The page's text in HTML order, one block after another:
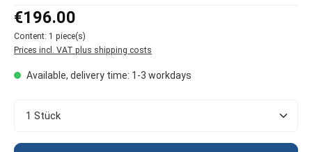
Regular price:
€196.00
Content: 1 piece(s)
Prices incl. VAT plus shipping costs
Available, delivery time: 1-3 workdays
Product Quantity: Enter the desired amount or